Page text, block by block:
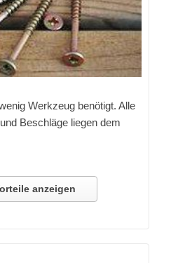
Werkzeug benötigt. Alle
Beschläge liegen dem
anzeigen